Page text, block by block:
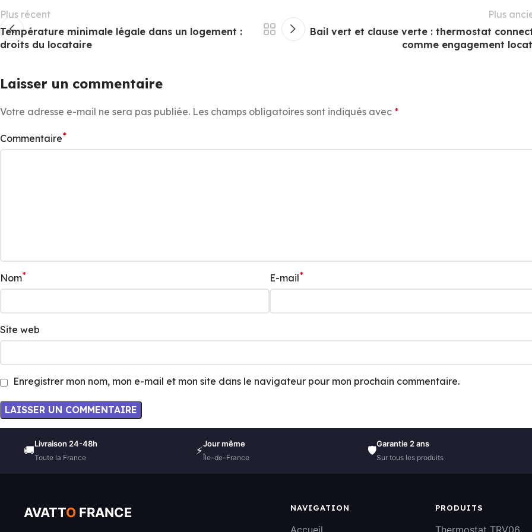
Plus récent
Température minimale légale dans un logement :
droits du locataire
Plus
Bail vert et clause verte : thermostat
comme engagement
Laisser un commentaire
Votre adresse e-mail ne sera pas publiée. Les champs obligatoires sont indiqués avec *
Commentaire*
Nom* E-mail*
Site web
Enregistrer mon nom, mon e-mail et mon site dans le navigateur pour mon prochain commentaire.
🚚
Livraison 24-48h
Toute la France
⚡
Jour même
Île-de-France
🛡️
Garantie 2 ans
Sur tous les produits
AVATTO FRANCE NAVIGATION
Accueil
PRODUITS
Thermostat TRV06